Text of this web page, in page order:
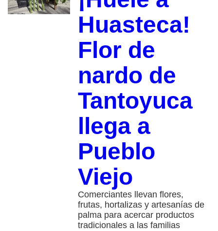
Huasteca!
Flor de
nardo de
Tantoyuca
llega a
Pueblo
Viejo
Comerciantes llevan flores,
frutas, hortalizas y artesanías de
palma para acercar productos
tradicionales a las familias